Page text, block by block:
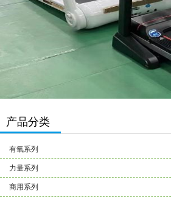
产品分类
有氧系列
力量系列
商用系列